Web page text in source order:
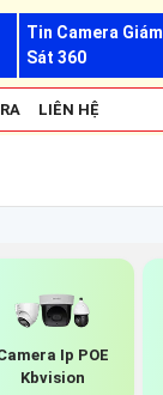
Tin Camera Giám
Sát 360
LIÊN HỆ
Ip POE
Kbvision